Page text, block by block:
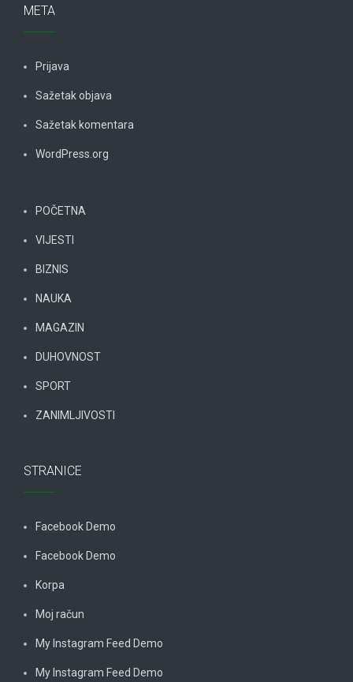
META
Prijava
Sažetak objava
Sažetak komentara
WordPress.org
POČETNA
VIJESTI
BIZNIS
NAUKA
MAGAZIN
DUHOVNOST
SPORT
ZANIMLJIVOSTI
STRANICE
Facebook Demo
Facebook Demo
Korpa
Moj račun
My Instagram Feed Demo
My Instagram Feed Demo